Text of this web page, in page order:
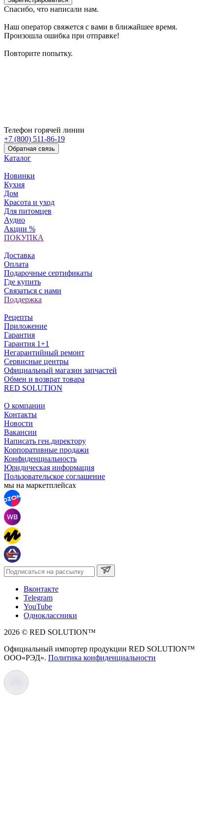
Спасибо, что написали нам.
Наш оператор свяжется с вами в ближайшее время.
Произошла ошибка при отправке!
Повторите попытку.
Телефон горячей линии
+7 (800) 511-86-19
Обратная связь
Каталог
Новинки
Кухня
Дом
Красота и уход
Для питомцев
Аудио
Акции %
ПОКУПКА
Доставка
Оплата
Подарочные сертификаты
Где купить
Связаться с нами
Поддержка
Рецепты
Приложение
Гарантия
Гарантия 1+1
Негарантийный ремонт
Сервисные центры
Официальный магазин запчастей
Обмен и возврат товара
RED SOLUTION
О компании
Контакты
Новости
Вакансии
Написать ген.директору
Корпоративные продажи
Конфиденциальность
Юридическая информация
Пользовательское соглашение
мы на маркетплейсах
Вконтакте
Telegram
YouTube
Одноклассники
2026 © RED SOLUTION™
Официальный импортер продукции RED SOLUTION™
OOO«РЭД». Политика конфиденциальности